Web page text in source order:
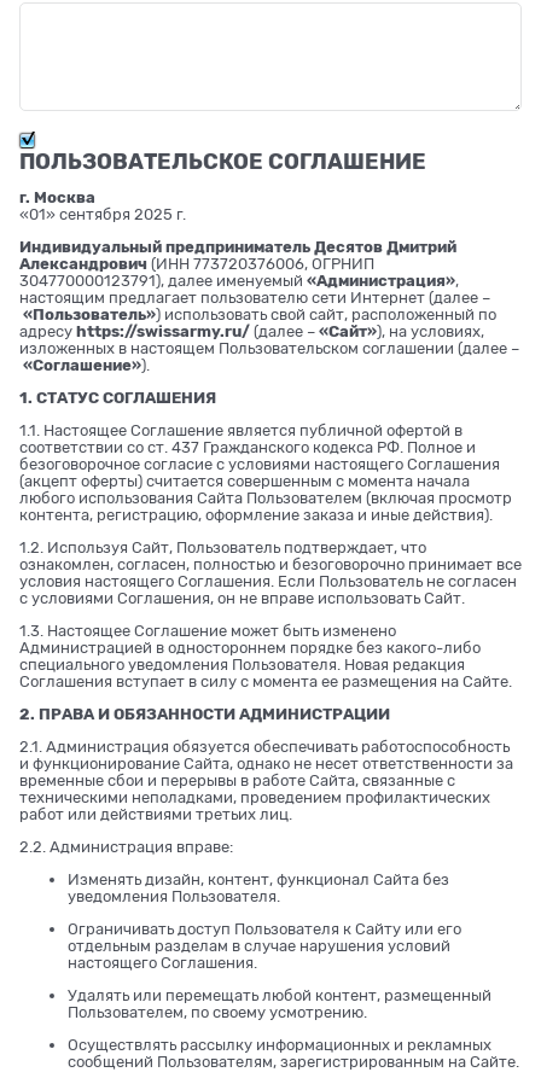
ПОЛЬЗОВАТЕЛЬСКОЕ СОГЛАШЕНИЕ
г. Москва
«01» сентября 2025 г.
Индивидуальный предприниматель Десятов Дмитрий
Александрович (ИНН 773720376006, ОГРНИП
304770000123791), далее именуемый «Администрация»,
настоящим предлагает пользователю сети Интернет (далее –
«Пользователь») использовать свой сайт, расположенный по
адресу https://swissarmy.ru/ (далее – «Сайт»), на условиях,
изложенных в настоящем Пользовательском соглашении (далее –
«Соглашение»).
1. СТАТУС СОГЛАШЕНИЯ
1.1. Настоящее Соглашение является публичной офертой в
соответствии со ст. 437 Гражданского кодекса РФ. Полное и
безоговорочное согласие с условиями настоящего Соглашения
(акцепт оферты) считается совершенным с момента начала
любого использования Сайта Пользователем (включая просмотр
контента, регистрацию, оформление заказа и иные действия).
1.2. Используя Сайт, Пользователь подтверждает, что
ознакомлен, согласен, полностью и безоговорочно принимает все
условия настоящего Соглашения. Если Пользователь не согласен
с условиями Соглашения, он не вправе использовать Сайт.
1.3. Настоящее Соглашение может быть изменено
Администрацией в одностороннем порядке без какого-либо
специального уведомления Пользователя. Новая редакция
Соглашения вступает в силу с момента ее размещения на Сайте.
2. ПРАВА И ОБЯЗАННОСТИ АДМИНИСТРАЦИИ
2.1. Администрация обязуется обеспечивать работоспособность
и функционирование Сайта, однако не несет ответственности за
временные сбои и перерывы в работе Сайта, связанные с
техническими неполадками, проведением профилактических
работ или действиями третьих лиц.
2.2. Администрация вправе:
Изменять дизайн, контент, функционал Сайта без
уведомления Пользователя.
Ограничивать доступ Пользователя к Сайту или его
отдельным разделам в случае нарушения условий
настоящего Соглашения.
Удалять или перемещать любой контент, размещенный
Пользователем, по своему усмотрению.
Осуществлять рассылку информационных и рекламных
сообщений Пользователям, зарегистрированным на Сайте.